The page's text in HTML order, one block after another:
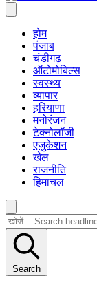
होम
पंजाब
चंडीगढ़
ऑटोमोबिल्स
स्वस्थ्य
व्यापार
हरियाणा
मनोरंजन
टेक्नोलॉजी
एजुकेशन
खेल
राजनीति
हिमाचल
Search